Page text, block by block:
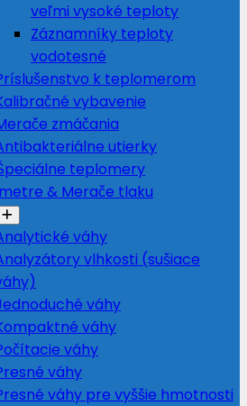
veľmi vysoké teploty
Záznamníky teploty
vodotesné
k teplomerom
vybavenie
zmáčania
utierky
teplomery
& Merače tlaku
váhy
vlhkosti (sušiace
váhy
váhy
váhy
váhy
váhy pre vyššie hmotnosti